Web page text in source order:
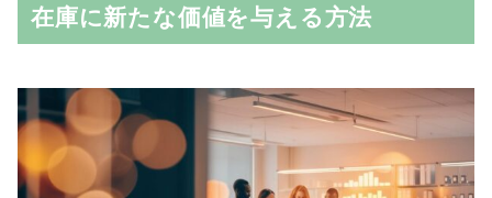
在庫に新たな価値を与える方法